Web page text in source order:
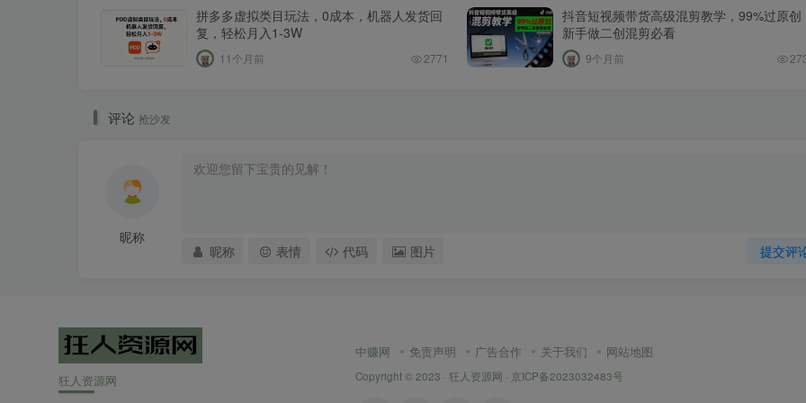
拼多多虚拟类目玩法，0成本，机器人发货回
复，轻松月入1-3W
11个月前 2771
抖音短视频带货高级混剪教学，99%过原创
新手做二创混剪必看
9个月前
评论 抢沙发
昵称
提交评
昵称 表情 代码 图片
狂人资源网
中赚网 免责声明 广告合作 关于我们 网站地图
Copyright © 2023 · 狂人资源网 · 京ICP备2023032483号